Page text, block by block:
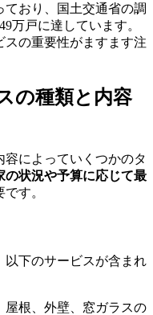
おり、国土交通省の調
万戸に達しています。
スの重要性がますます注
の種類と内容
によっていくつかのタ
の状況や予算に応じて最
す。
以下のサービスが含まれ
屋根、外壁、窓ガラスの